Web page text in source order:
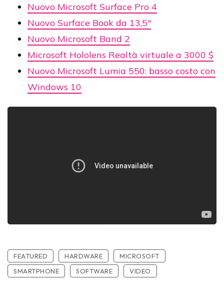
Nuovo Microsoft Surface Pro 4
Nuovo Surface Book da 13,5"
Nuovo Microsoft Band 2
Microsoft Hololens Realtà virtuale a 3000 $
Nuovo Microsoft Lumia 550: basso costo con
Windows 10
FEATURED HARDWARE
MICROSOFT
SMARTPHONE
SOFTWARE VIDEO